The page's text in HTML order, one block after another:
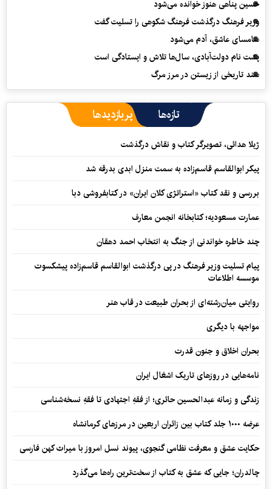
حسین پناهی هنوز خوانده می‌شود
وزیر فرهنگ درگذشت فرهنگ شکوهی را تسلیت گفت
سامسای عاشق، آدم می‌شود
پشت نام دولت‌آبادی، سال‌ها تلاش و ایستادگی است
سند تاریخی از زیستن در مرز مرگ
تازه‌ها پربازدیدها
ژیلا هدائی، تصویرگر کتاب و نقاش درگذشت
پیکر ابوالقاسم قاسم‌زاده به سمت منزل ابدی بدرقه شد
بررسی و نقد کتاب «استراتژی کلان ایران» در کتابفروشی دبا
عمارت مسعودیه؛ کتابخانه انجمن معارف
چند خاطره خواندنی از جنگ به انتخاب احمد دهقان
پیام تسلیت وزیر فرهنگ در پی درگذشت ابوالقاسم قاسم‌زاده پیشکسوت
موسسه اطلاعات
روایتی میان‌رشته‌ای از بحران طبیعت در قاب هنر
مواجهه با دیگری
بحران اخلاق و جنون قدرت
نامه‌هایی در روزهای تاریک اشغال ایران
زندگی و زمانه عبدالحسین حائری؛ از فقهِ اجتهادی تا فقهِ نسخه‌شناسی
عرضه ۱۰۰۰ جلد کتاب بین زائران اربعین در مرزهای کرمانشاه
حکایت عشق و معرفت نظامی گنجوی، پیوند نسل امروز با میراث کهن فارسی
چالدران؛ جایی که عشق به کتاب از سخت‌ترین راه‌ها می‌گذرد